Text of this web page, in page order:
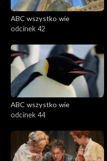
ABC wszystko wie
odcinek 42
ABC wszystko wie
odcinek 44